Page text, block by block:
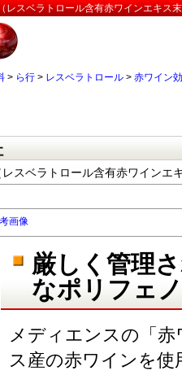
レスベラトロール含有赤ワインエキス
> ら行 > レスベラトロール > 赤ワイン
スベラトロール含有赤ワインエ
画像
厳しく管理
なポリフェ
メディエンスの「
ス産の赤ワインを